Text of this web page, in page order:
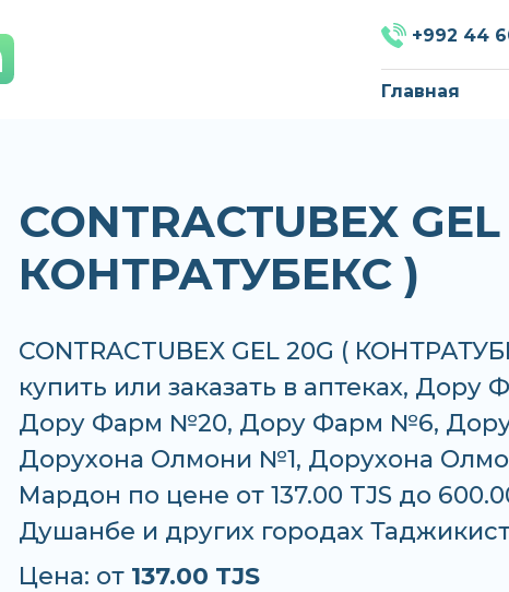
+992 44
Главная
CONTRACTUBEX
КОНТРАТУБЕКС )
CONTRACTUBEX GEL 20G (
купить или заказать в аптеках, Дору
Дору Фарм №20, Дору Фарм №6,
Дорухона Олмони №1, Дорухона
Мардон по цене от 137.00 TJS до
Душанбе и других городах
Цена: от 137.00 TJS